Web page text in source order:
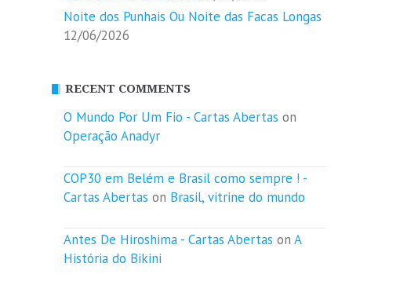
Noite dos Punhais Ou Noite das Facas Longas
12/06/2026
RECENT COMMENTS
O Mundo Por Um Fio - Cartas Abertas on
Operação Anadyr
COP30 em Belém e Brasil como sempre ! -
Cartas Abertas on Brasil, vitrine do mundo
Antes De Hiroshima - Cartas Abertas on A
História do Bikini